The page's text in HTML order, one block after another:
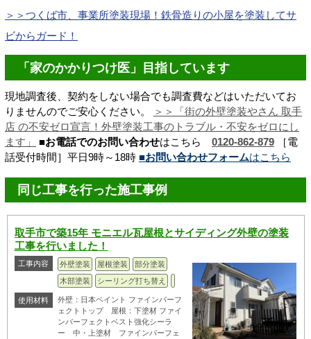
＞＞つくば市、事業所塗装現場！鉄骨造りの小屋を塗装してサ
ビからガード！
「家のかかりつけ医」目指しています
現地調査後、契約をしない場合でも調査費などはいただいてお
りませんのでご安心ください。
＞＞「街の外壁塗装やさん 取手
店 の不安ゼロ宣言！ 外壁塗装工事のトラブル・不安をゼロにし
ます 」 ■お電話でのお問い合わせはこちら 0120-862-879 ［電
話受付時間］平日9時～18時 ■お問い合わせフォームはこちら
同じ工事を行った施工事例
取手市で築15年 モニエル瓦屋根とサイディング外壁の塗装
工事を行いました！
工事内容 外壁塗装 屋根塗装
部分塗装
木部塗装
シーリング打ち替え
使用材料
外壁：日本ペイント ファインパーフ
ェクトトップ 屋根：下塗材 ファイ
ンパーフェクトベスト強化シーラ
ー 中・上塗材 ファインパーフェ